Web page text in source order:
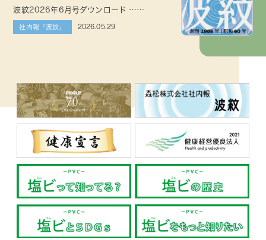
波紋2026年6月号ダウンロード ……
社内報「波紋」 2026.05.29